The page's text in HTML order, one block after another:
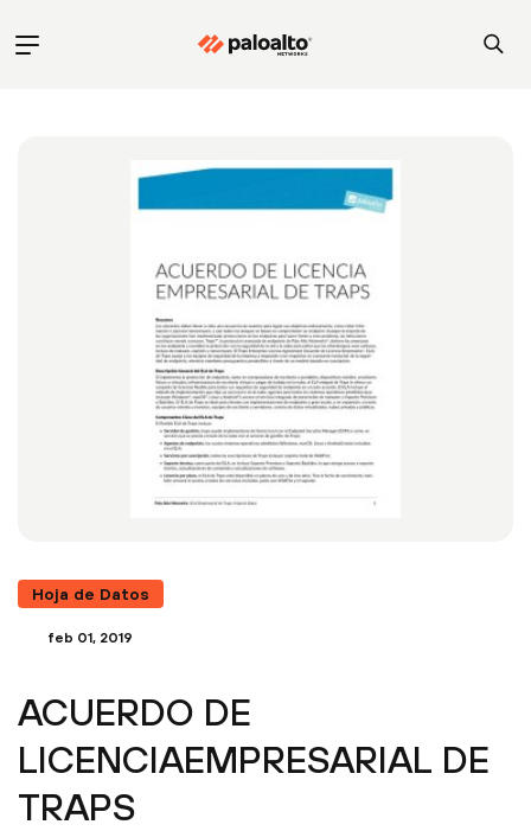
Hoja de Datos
feb 01, 2019
ACUERDO DE
LICENCIAEMPRESARIAL DE
TRAPS